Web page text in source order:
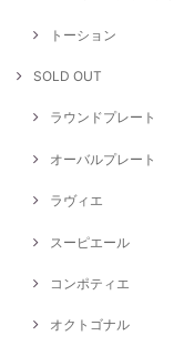
トーション
SOLD OUT
ラウンドプレート
オーバルプレート
ラヴィエ
スーピエール
コンポティエ
オクトゴナル